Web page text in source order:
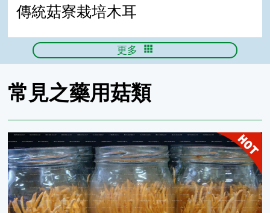
傳統菇寮栽培木耳
更多
常見之藥用菇類
北蟲草 Cordyceps militaris